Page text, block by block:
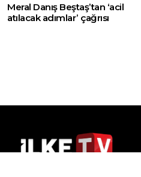
Meral Danış Beştaş’tan ‘acil
atılacak adımlar’ çağrısı